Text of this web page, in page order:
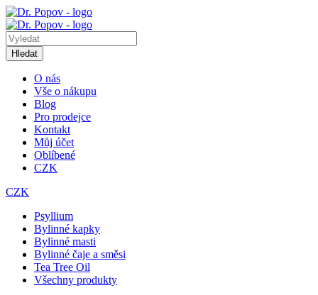
Hledat
O nás
Vše o nákupu
Blog
Pro prodejce
Kontakt
Můj účet
Oblíbené
CZK
CZK
Psyllium
Bylinné kapky
Bylinné masti
Bylinné čaje a směsi
Tea Tree Oil
Všechny produkty